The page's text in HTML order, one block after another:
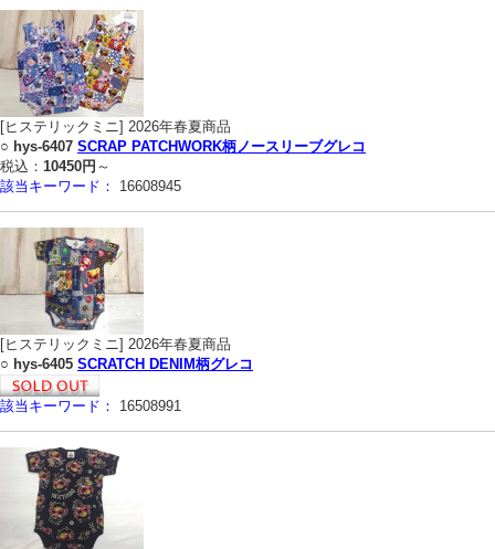
[ヒステリックミニ] 2026年春夏商品
○ hys-6407 SCRAP PATCHWORK柄ノースリーブグレコ
税込： 10450円 ～
該当キーワード：
16608945
[ヒステリックミニ] 2026年春夏商品
○ hys-6405 SCRATCH DENIM柄グレコ
該当キーワード： 16508991